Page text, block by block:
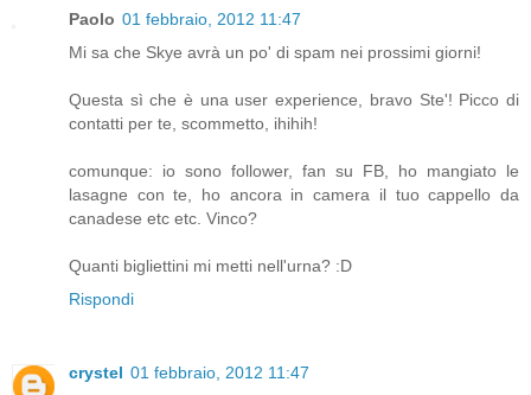
Paolo 01 febbraio, 2012 11:47
Mi sa che Skye avrà un po' di spam nei prossimi giorni!
Questa sì che è una user experience, bravo Ste'! Picco di
contatti per te, scommetto, ihihih!
comunque: io sono follower, fan su FB, ho mangiato le
lasagne con te, ho ancora in camera il tuo cappello da
canadese etc etc. Vinco?
Quanti bigliettini mi metti nell'urna? :D
Rispondi
crystel 01 febbraio, 2012 11:47